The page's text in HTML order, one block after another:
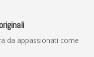
da appassionati come